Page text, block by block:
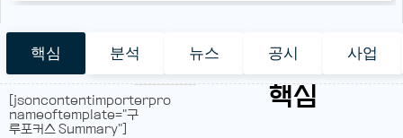
핵심 분석 뉴스 공시 사업
핵심
[jsoncontentimporterpro
nameoftemplate="구
루포커스 Summary"]